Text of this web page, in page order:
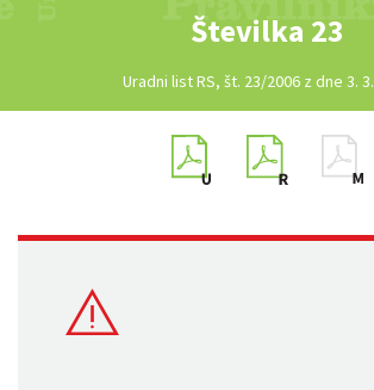
Številka 23
Uradni list RS, št. 23/2006 z dne 3.